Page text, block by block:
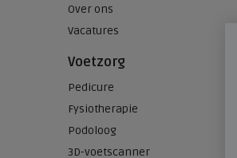
Over ons
Vacatures
Voetzorg
Pedicure
Fysiotherapie
Podoloog
3D-voetscanner